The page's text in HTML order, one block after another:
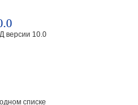
версии 10.0
списке